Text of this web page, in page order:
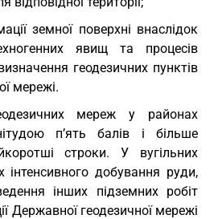
земної поверхні внаслідок
явищ та процесів
геодезичних пунктів
мережі.
мереж у районах
п’ять балів і більше
строки. У вугільних
інтенсивного добування руди,
інших підземних робіт
Державної геодезичної мережі